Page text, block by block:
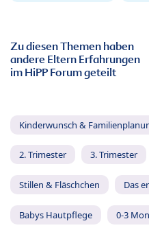
Zu diesen Themen haben
andere Eltern Erfahrungen
im HiPP Forum geteilt
Kinderwunsch &
2. Trimester 3. Trimester
Stillen & Fläschchen Das
Babys Hautpflege 0-3